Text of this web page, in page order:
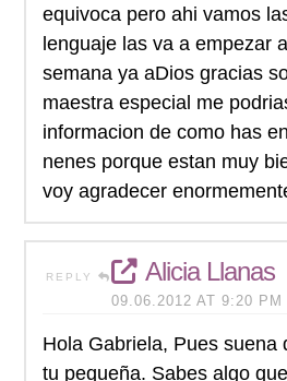
equivoca pero ahi vamos
lenguaje las va a empezar
semana ya aDios gracias
maestra especial me
informacion de como has
nenes porque estan muy
voy agradecer
REPLY Alicia Llanas
09.06.2012 AT 9:20 PM
Hola Gabriela, Pues suena
tu pequeña. Sabes algo